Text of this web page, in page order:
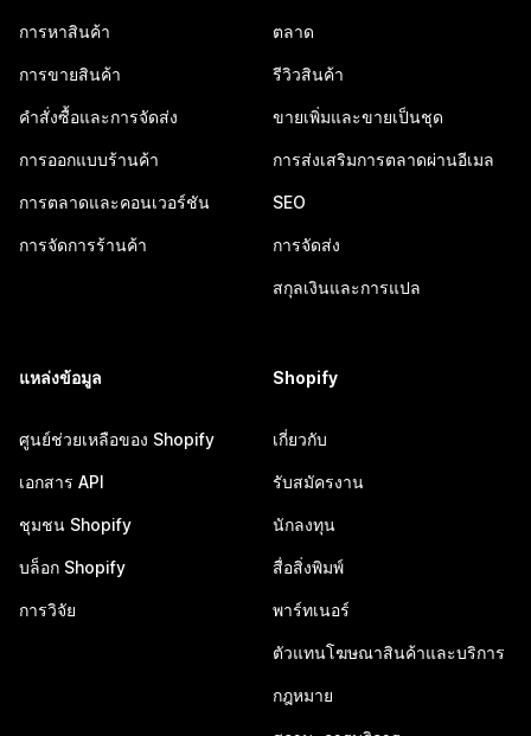
การหาสินค้า
การขายสินค้า
คำสั่งซื้อและการจัดส่ง
การออกแบบร้านค้า
การตลาดและคอนเวอร์ชัน
การจัดการร้านค้า
ตลาด
รีวิวสินค้า
ขายเพิ่มและขายเป็นชุด
การส่งเสริมการตลาดผ่านอีเมล
SEO
การจัดส่ง
สกุลเงินและการแปล
แหล่งข้อมูล
ศูนย์ช่วยเหลือของ Shopify
เอกสาร API
ชุมชน Shopify
บล็อก Shopify
การวิจัย
Shopify
เกี่ยวกับ
รับสมัครงาน
นักลงทุน
สื่อสิ่งพิมพ์
พาร์ทเนอร์
ตัวแทนโฆษณาสินค้าและบริการ
กฎหมาย